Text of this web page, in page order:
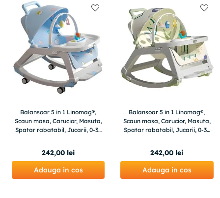
Balansoar 5 in 1 Linomag®,
Scaun masa, Carucior, Masuta,
Spatar rabatabil, Jucarii, 0-36
242,00 lei
Adauga in cos
Balansoar 5 in 1 Linomag®,
Scaun masa, Carucior, Masuta,
Spatar rabatabil, Jucarii, 0-36
242,00 lei
Adauga in cos